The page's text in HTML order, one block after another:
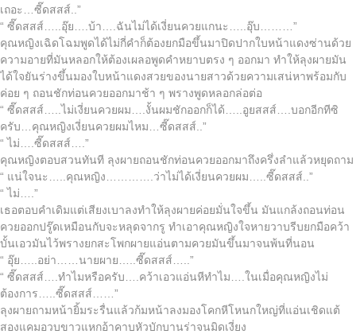
เถอะ…ซี๊ดสสส์..”
“ ซี๊ดสสส์…..อุ๊ย….บ้า….ฉันไม่ได้เงี่ยนควยแกนะ…..อุ๊บ………”
คุณหญิงเฉิดโฉมพูดได้ไม่กี่คำก็ต้องยกมือขึ้นมาปิดปากใบหน้าแดงซ่านด้วย
ความอายที่มันหลอกให้ต้องเผลอพูดคำหยาบตรง ๆ ออกมา ทำให้ลุงผายมัน
ได้ใจยันร่างขึ้นมองใบหน้าแดงสวยของนายสาวด้วยความเสน่หาพร้อมกับ
ค่อย ๆ ถอนชักท่อนควยออกมาช้า ๆ พรางพูดหลอกล่อต่อ
“ ซี๊ดสสส์…..ไม่เงี่ยนควยผม….งั้นผมชักออกก็ได้…..อูยสสส์….บอกอีกทีซิ
ครับ…คุณหญิงเงี่ยนควยผมไหม…ซี๊ดสสส์..”
“ ไม่….ซี๊ดสสส์….”
คุณหญิงตอบสวนทันที ลุงผายถอนชักท่อนควยออกมาถึงครึ่งลำแล้วหยุดถาม
“ แน่ใจนะ…..คุณหญิง………….ว่าไม่ได้เงี่ยนควยผม…..ซี๊ดสสส์..”
“ ไม่….”
เธอตอบคำเดิมแต่เสียงเบาลงทำให้ลุงผายค่อยมั่นใจขึ้น มันแกล้งถอนท่อน
ควยออกปรู๊ดเหมือนกับจะหลุดจากรู ทำเอาคุณหญิงใจหายวาบรีบยกมือคว้า
บั้นเอวมันไว้พรางยกสะโพกผายแอ่นตามควยมันขึ้นมาจนพ้นที่นอน
“ อุ๊ย…..อย่า……นายผาย…..ซี๊ดสสส์…..”
“ ซี๊ดสสส์….ทำไมหรือครับ….คว้าเอวแอ่นหีทำไม….ในเมื่อคุณหญิงไม่
ต้องการ…..ซี๊ดสสส์……”
ลุงผายถามหน้ายิ้มระรื่นแล้วก้มหน้าลงมองโคกหีโหนกใหญ่ที่แอ่นเชิดแต้
สองแคมอวบขาวแหกอ้าคาบหัวบักบานร่าจนมิดเงี่ยง